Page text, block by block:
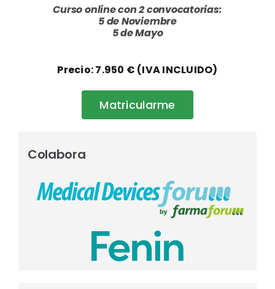
Curso online con 2 convocatorias:
5 de Noviembre
5 de Mayo
Precio: 7.950 € (IVA INCLUIDO)
Matricularme
Colabora